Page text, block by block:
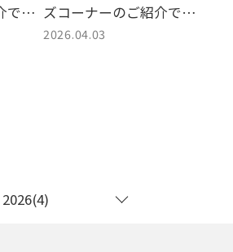
で
ズコーナーのご紹介で
す。
2026.04.03
2026(4)